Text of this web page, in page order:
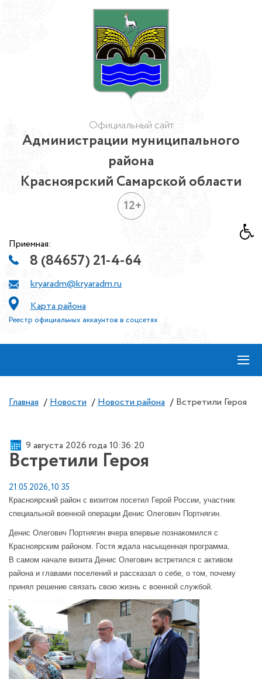
Официальный сайт
Администрации муниципального
района
Красноярский Самарской области
12+
Приемная:
8 (84657) 21-4-64
kryaradm@kryaradm.ru
Карта района
Реестр официальных аккаунтов в соцсетях
≡
Главная / Новости / Новости района / Встретили Героя
9 августа 2026 года 10:36:21
Встретили Героя
21.05.2026, 10:35
Красноярский район с визитом посетил Герой России, участник
специальной военной операции Денис Олегович Портнягин.
Денис Олегович Портнягин вчера впервые познакомился с
Красноярским районом. Гостя ждала насыщенная программа.
В самом начале визита Денис Олегович встретился с активом
района и главами поселений и рассказал о себе, о том, почему
принял решение связать свою жизнь с военной службой.